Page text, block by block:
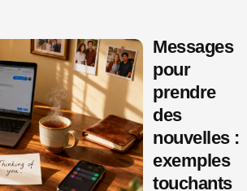
Messages
pour
prendre
des
nouvelles :
exemples
touchants